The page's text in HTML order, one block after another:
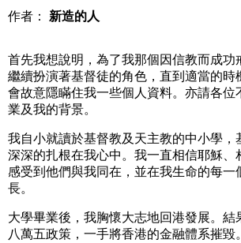
作者： 新造的人
首先我想說明，為了我那個因信教而成功
繼續扮演著基督徒的角色，直到適當的時
會故意隱瞞住我一些個人資料。亦請各位
業及我的背景。
我自小就讀於基督教及天主教的中小學，
深深的扎根在我心中。我一直相信耶穌、
感受到他們與我同在，並在我生命的每一
長。
大學畢業後，我胸懷大志地回港發展。結
八萬五政策，一手將香港的金融體系摧毀